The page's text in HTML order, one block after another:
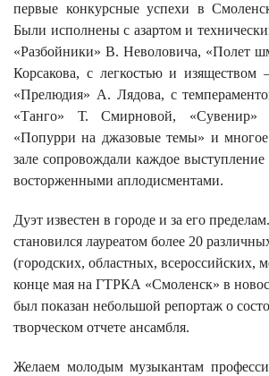
первые конкурсные успехи в
Были исполнены с азартом и
«Разбойники» В. Неволовича, «Полет
Корсакова, с легкостью и изяществом
«Прелюдия» А. Лядова, с
«Танго» Т. Смирновой, «Сувенир»
«Попурри на джазовые темы» и многое
зале сопровождали каждое выступление
восторженными аплодисментами.
Дуэт известен в городе и за его
становился лауреатом более 20
(городских, областных, всероссийских,
конце мая на ГТРКА «Смоленск» в
был показан небольшой репортаж о
творческом отчете ансамбля.
Желаем молодым музыкантам